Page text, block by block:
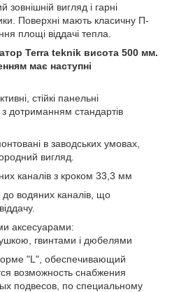
зовнішній вигляд і гарні
Поверхні мають класичну П-
площі віддачі тепла.
Terra teknik висота 500 мм.
має наступні
стійкі панельні
дотриманням стандартів
в заводських умовах,
вигляд.
каналів з кроком 33,3 мм
водяних каналів, що
аксесуарами:
гвинтами і дюбелями
"L", обеспечивающий
возможность снабжения
подвесов, по специальному